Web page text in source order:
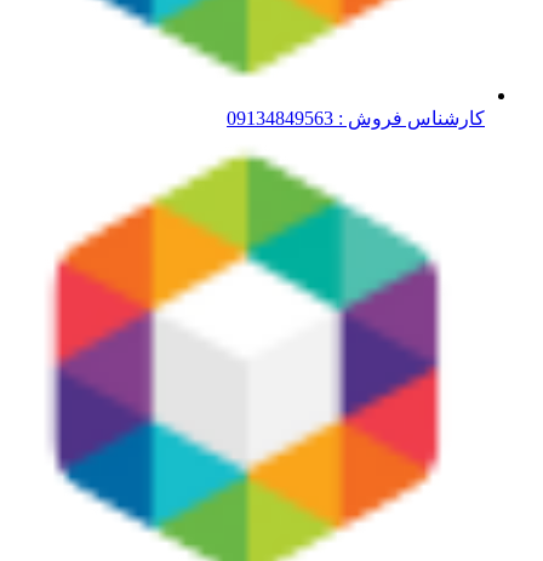
کارشناس فروش : 09134849563